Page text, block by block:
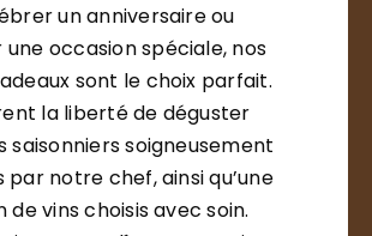
un anniversaire ou
occasion spéciale, nos
sont le choix parfait.
la liberté de déguster
saisonniers soigneusement
par notre chef, ainsi qu’une
de vins choisis avec soin.